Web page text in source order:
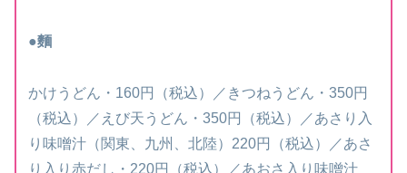
●麵
かけうどん・160円（税込）／きつねうどん・350円
（税込）／えび天うどん・350円（税込）／あさり入
り味噌汁（関東、九州、北陸）220円（税込）／あさ
り入り赤だし・220円（税込）／あおさ入り味噌汁